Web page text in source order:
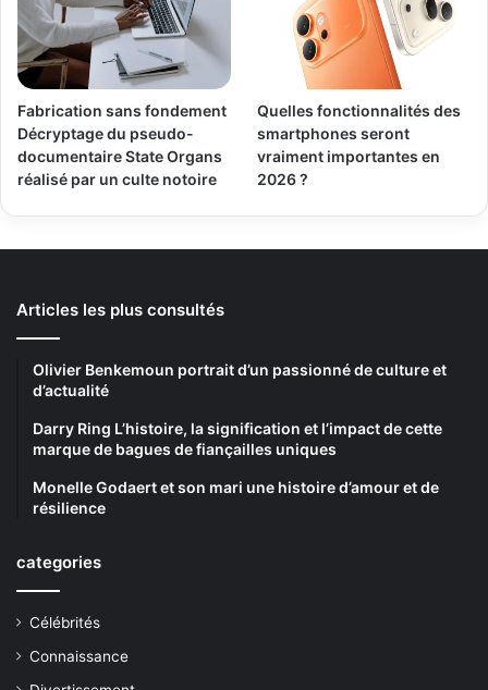
Fabrication sans fondement
Décryptage du pseudo-
documentaire State Organs
réalisé par un culte notoire
Quelles fonctionnalités des
smartphones seront
vraiment importantes en
2026 ?
Articles les plus consultés
Olivier Benkemoun portrait d’un passionné de culture et
d’actualité
Darry Ring L’histoire, la signification et l’impact de cette
marque de bagues de fiançailles uniques
Monelle Godaert et son mari une histoire d’amour et de
résilience
categories
Célébrités
Connaissance